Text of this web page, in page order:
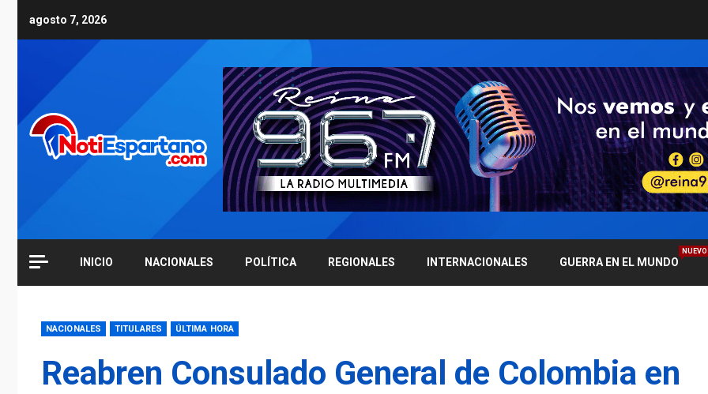
agosto 7, 2026
INICIO NACIONALES POLÍTICA REGIONALES INTERNACIONALES GUERRA EN EL MUNDO
NUEVO
NACIONALES TITULARES ÚLTIMA HORA
Reabren Consulado General de Colombia en